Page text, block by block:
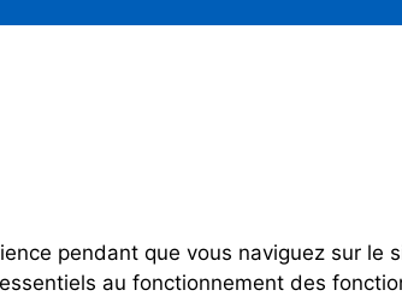
pendant que vous naviguez sur le
au fonctionnement des